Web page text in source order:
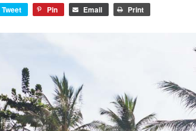
Tweet Pin Email Print